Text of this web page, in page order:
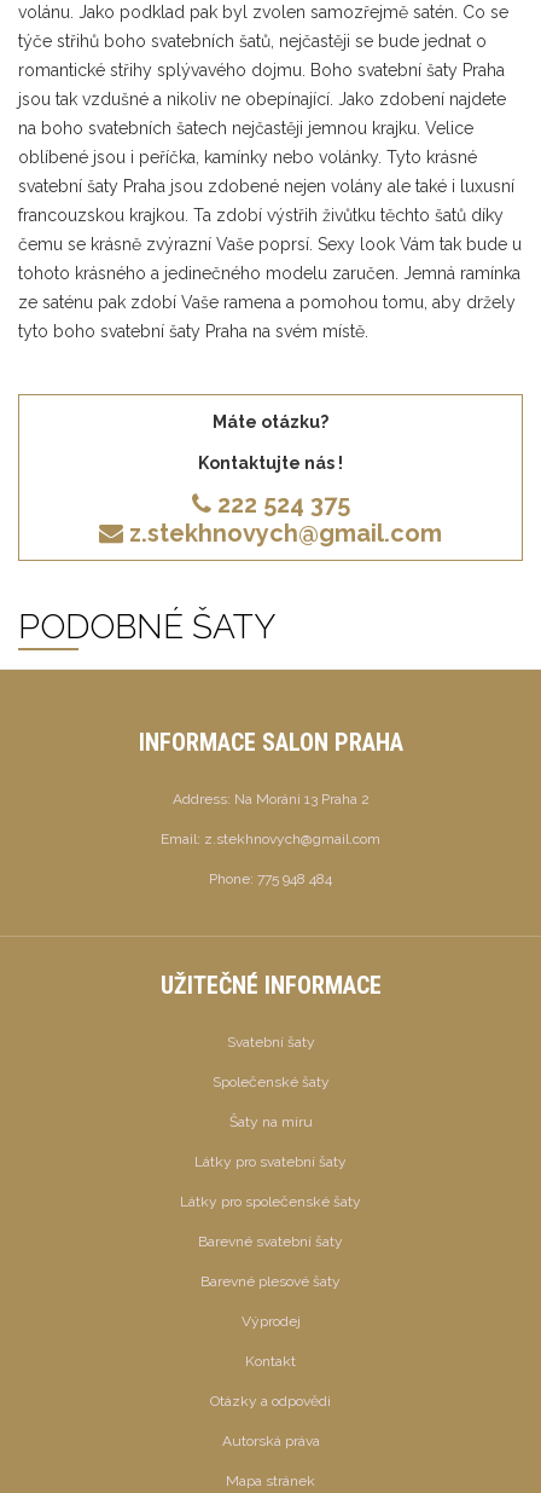
volánu. Jako podklad pak byl zvolen samozřejmě satén. Co se
týče střihů boho svatebních šatů, nejčastěji se bude jednat o
romantické střihy splývavého dojmu. Boho svatební šaty Praha
jsou tak vzdušné a nikoliv ne obepínající. Jako zdobení najdete
na boho svatebních šatech nejčastěji jemnou krajku. Velice
oblíbené jsou i peříčka, kamínky nebo volánky. Tyto krásné
svatební šaty Praha jsou zdobené nejen volány ale také i luxusní
francouzskou krajkou. Ta zdobí výstřih živůtku těchto šatů díky
čemu se krásně zvýrazní Vaše poprsí. Sexy look Vám tak bude u
tohoto krásného a jedinečného modelu zaručen. Jemná ramínka
ze saténu pak zdobí Vaše ramena a pomohou tomu, aby držely
tyto boho svatební šaty Praha na svém místě.
Máte otázku?
Kontaktujte nás !
222 524 375
z.stekhnovych@gmail.com
PODOBNÉ ŠATY
INFORMACE SALON PRAHA
Address: Na Moráni 13 Praha 2
Email: z.stekhnovych@gmail.com
Phone: 775 948 484
UŽITEČNÉ INFORMACE
Svatební šaty
Společenské šaty
Šaty na míru
Látky pro svatební šaty
Látky pro společenské šaty
Barevné svatební šaty
Barevné plesové šaty
Výprodej
Kontakt
Otázky a odpovědi
Autorská práva
Mapa stránek